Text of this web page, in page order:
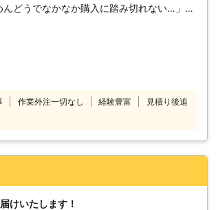
どうでなかなか購入に踏み切れない…」
具ではなくて、
具が多く流通しています。 自身で組み立
的安価に家具を購入できるのが大きなメリ
ては説明書をどれだけみても難しかった
料で思わぬケガをしてしまうおそれも…。
ロに依頼してしまうのもひとつの手です。
いね。
作業外注一切なし 経験豊富
見積り後追
けいたします！